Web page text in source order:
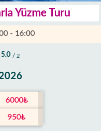
Yüzme Turu
- 16:00
5.0 / 2
6000₺
950₺